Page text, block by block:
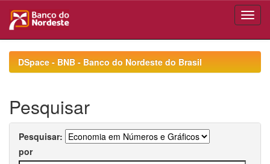
navigationDSpace - BNB - Banco do Nordeste do Brasil
Pesquisar
Pesquisar:
por